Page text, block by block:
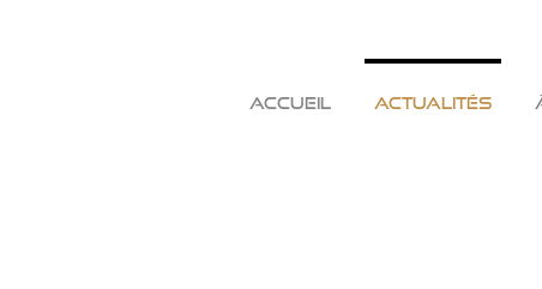
ACCUEIL ACTUALITÉS